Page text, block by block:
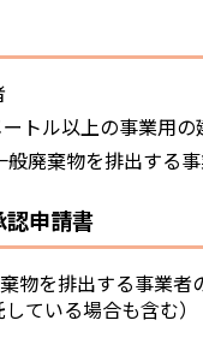
トル以上の事業用
廃棄物を排出する
認申請書
物を排出する事業
ている場合も含む）